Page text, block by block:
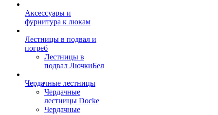
Аксессуары и
фурнитура к люкам
Лестницы в подвал и
погреб
Лестницы в
подвал ЛючкиБел
Чердачные лестницы
Чердачные
лестницы Docke
Чердачные